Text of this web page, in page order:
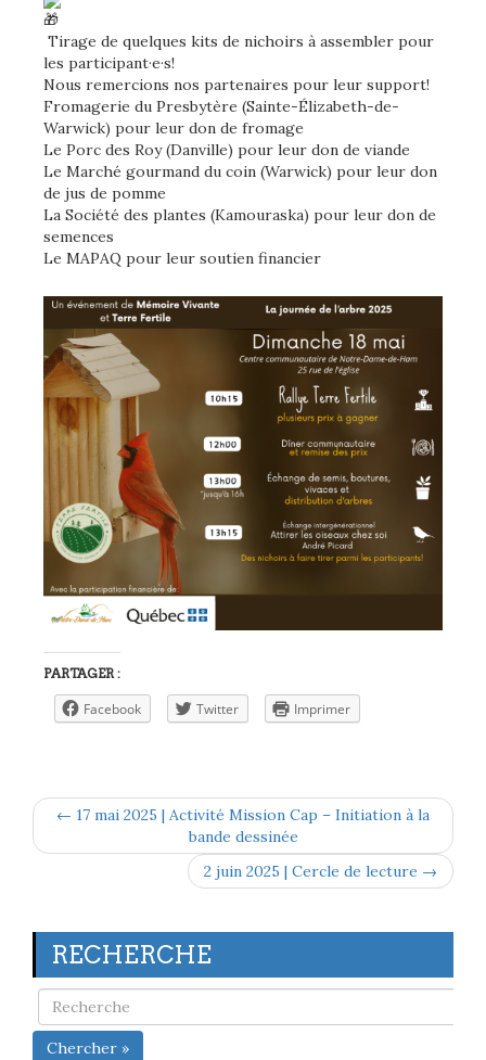
Tirage de quelques kits de nichoirs à assembler pour
les participant·e·s!
Nous remercions nos partenaires pour leur support!
Fromagerie du Presbytère (Sainte-Élizabeth-de-
Warwick) pour leur don de fromage
Le Porc des Roy (Danville) pour leur don de viande
Le Marché gourmand du coin (Warwick) pour leur don
de jus de pomme
La Société des plantes (Kamouraska) pour leur don de
semences
Le MAPAQ pour leur soutien financier
PARTAGER :
Facebook Twitter Imprimer
← 17 mai 2025 | Activité Mission Cap – Initiation à la
bande dessinée
2 juin 2025 | Cercle de lecture →
RECHERCHE
Chercher »